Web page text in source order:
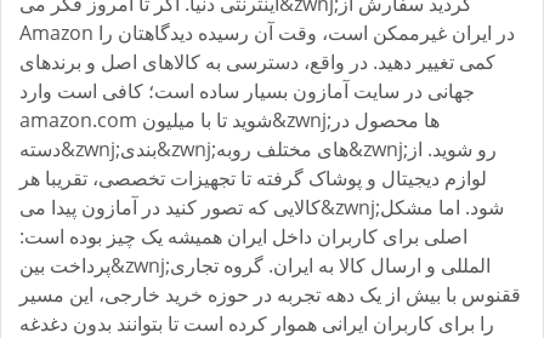
Amazon در ایران غیرممکن است، وقت آن رسیده دیدگاهتان را
کمی تغییر دهید. در واقع، دسترسی به کالاهای اصل و برندهای
جهانی در سایت آمازون بسیار ساده است؛ کافی است وارد
amazon.com شوید تا با میلیون&zwnj;ها محصول در
دسته&zwnj;بندی&zwnj;های مختلف روبه&zwnj;رو شوید. از
لوازم دیجیتال و پوشاک گرفته تا تجهیزات تخصصی، تقریبا هر
کالایی که تصور کنید در آمازون پیدا می&zwnj;شود. اما مشکل
اصلی برای کاربران داخل ایران همیشه یک چیز بوده است:
پرداخت بین&zwnj;المللی و ارسال کالا به ایران. گروه تجاری
ققنوس با بیش از یک دهه تجربه در حوزه خرید خارجی، این مسیر
را برای کاربران ایرانی هموار کرده است تا بتوانند بدون دغدغه